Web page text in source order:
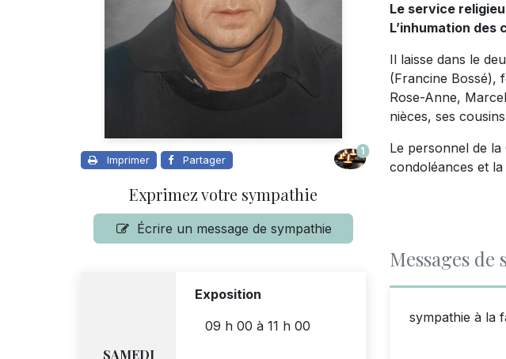
Imprimer Partager
1
Exprimez votre sympathie
Écrire un message de sympathie
SAMEDI
Exposition
09 h 00 à 11 h 00
Le service
L’inhumation
Il laisse dans le
(Francine Bossé),
Rose-Anne,
nièces, ses
Le personnel de
condoléances et
Messages de
sympathie à la